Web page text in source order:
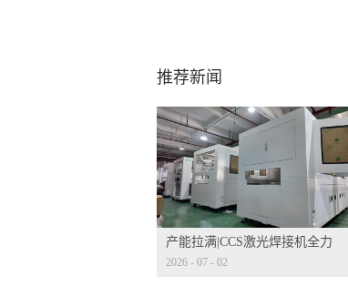
推荐新闻
产能拉满|CCS激光焊接机全力
2026 - 07 - 02